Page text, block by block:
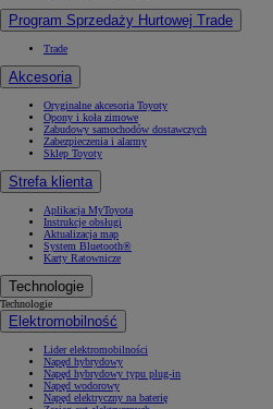
Program Sprzedaży Hurtowej Trade
Trade
Akcesoria
Oryginalne akcesoria Toyoty
Opony i koła zimowe
Zabudowy samochodów dostawczych
Zabezpieczenia i alarmy
Sklep Toyoty
Strefa klienta
Aplikacja MyToyota
Instrukcje obsługi
Aktualizacja map
System Bluetooth®
Karty Ratownicze
Technologie
Technologie
Elektromobilność
Lider elektromobilności
Napęd hybrydowy
Napęd hybrydowy typu plug-in
Napęd wodorowy
Napęd elektryczny na baterię